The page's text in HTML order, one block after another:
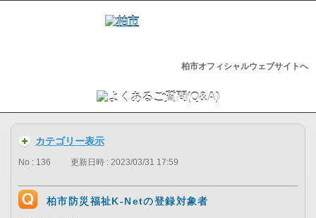
柏市オフィシャルウェブサイトへ
カテゴリー表示
No : 136 更新日時 : 2023/03/31 17:59
柏市防災福祉K-Netの登録対象者